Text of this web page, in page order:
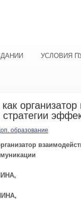
УСЛОВИЯ
образование